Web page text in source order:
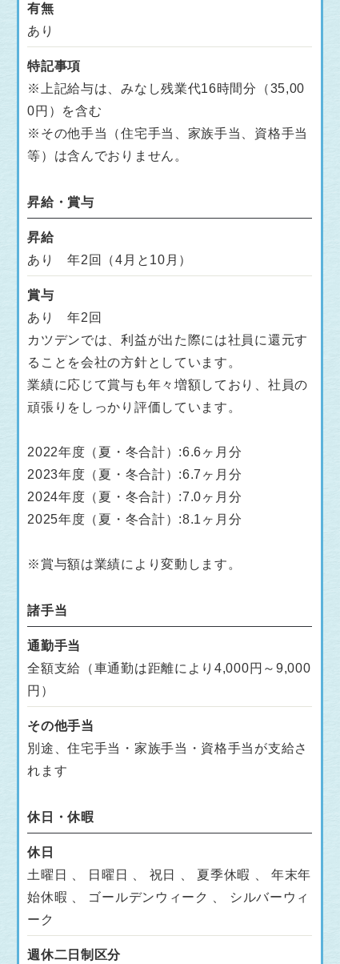
有無
あり
特記事項
※上記給与は、みなし残業代16時間分（35,00
0円）を含む
※その他手当（住宅手当、家族手当、資格手当
等）は含んでおりません。
昇給・賞与
昇給
あり 年2回（4月と10月）
賞与
あり 年2回
カツデンでは、利益が出た際には社員に還元す
ることを会社の方針としています。
業績に応じて賞与も年々増額しており、社員の
頑張りをしっかり評価しています。
2022年度（夏・冬合計）:6.6ヶ月分
2023年度（夏・冬合計）:6.7ヶ月分
2024年度（夏・冬合計）:7.0ヶ月分
2025年度（夏・冬合計）:8.1ヶ月分
※賞与額は業績により変動します。
諸手当
通勤手当
全額支給（車通勤は距離により4,000円～9,000
円）
その他手当
別途、住宅手当・家族手当・資格手当が支給さ
れます
休日・休暇
休日
土曜日 、 日曜日 、 祝日 、 夏季休暇 、 年末年
始休暇 、 ゴールデンウィーク 、 シルバーウィ
ーク
週休二日制区分